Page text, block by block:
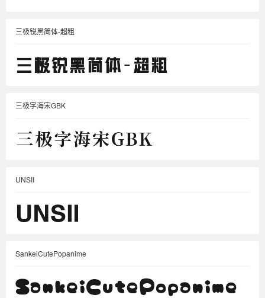
三极锐黑简体-超粗
三极字海宋GBK
UNSII
SankeiCutePopanime